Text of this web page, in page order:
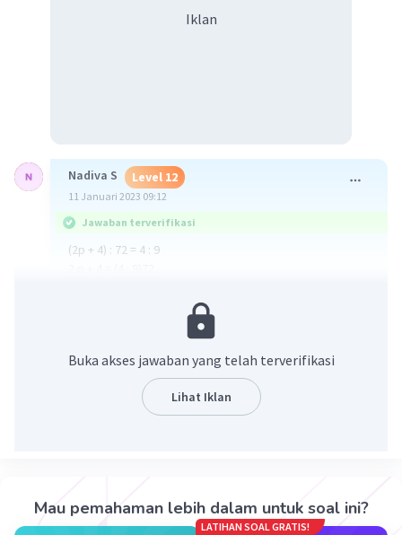
Iklan
Nadiva S Level 12
11 Januari 2023 09:12
Jawaban terverifikasi
(2p + 4) : 72 = 4 : 9
Beri Rating·0.0(0) Balas
Samuel M Level 72
Buka akses jawaban yang telah terverifikasi
Lihat Iklan
Mau pemahaman lebih dalam untuk soal ini?
LATIHAN SOAL GRATIS!